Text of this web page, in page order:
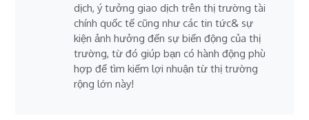
dịch, ý tưởng giao dịch trên thị trường tài
chính quốc tế cũng như các tin tức& sự
kiện ảnh hưởng đến sự biến động của thị
trường, từ đó giúp bạn có hành động phù
hợp để tìm kiếm lợi nhuận từ thị trường
rộng lớn này!